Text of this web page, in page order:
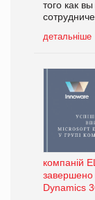
того как
детальніше
компаній
Dynamics